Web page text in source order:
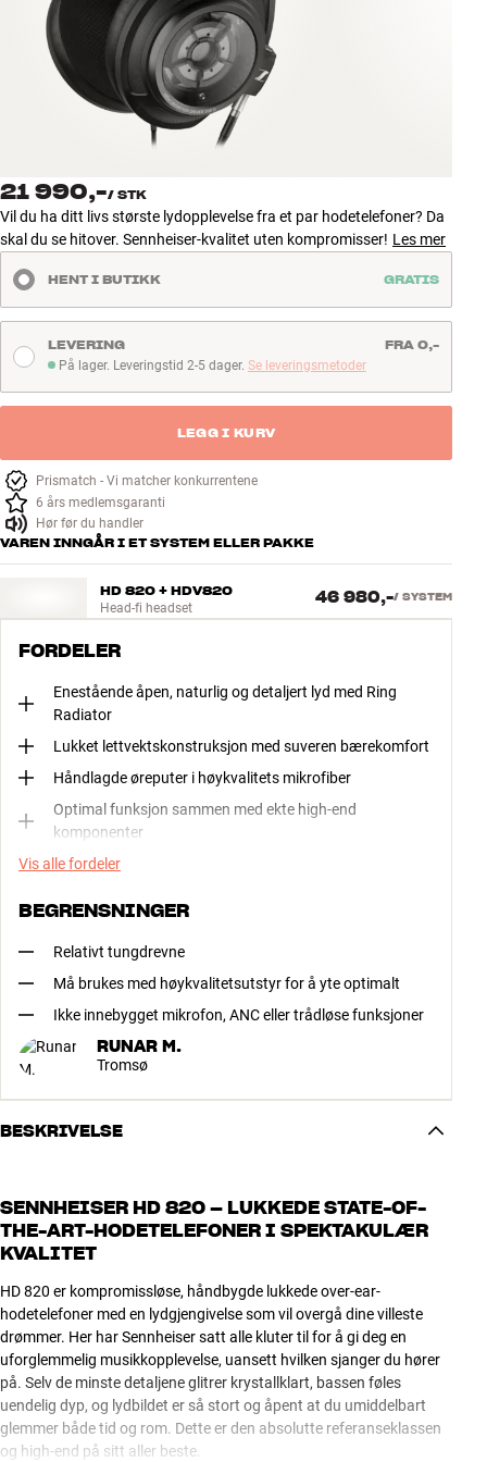
Tilbehør
INSPIRASJON
NYHETER
TILBUD
Finn Butikk
Kundeservice
Logg inn
Kundeservice
21 990,-/ STK
Vil du ha ditt livs største lydopplevelse fra et par hodetelefoner? Da
skal du se hitover. Sennheiser-kvalitet uten kompromisser! Les mer
HENT I BUTIKK GRATIS
På lager. Leveringstid 2-5 dager
På lager. Leveringstid 2-5 dager. Se leveringsmetoder
LEVERING FRA 0,-
LEGG I KURV
Prismatch - Vi matcher konkurrentene
6 års medlemsgaranti
Hør før du handler
VAREN INNGÅR I ET SYSTEM ELLER PAKKE
HD 820 + HDV820
Head-fi headset
46 980,-/ SYSTEM
FORDELER
Enestående åpen, naturlig og detaljert lyd med Ring
Radiator
Lukket lettvektskonstruksjon med suveren bærekomfort
Håndlagde øreputer i høykvalitets mikrofiber
Optimal funksjon sammen med ekte high-end
komponenter
Vis alle fordeler
BEGRENSNINGER
Relativt tungdrevne
Må brukes med høykvalitetsutstyr for å yte optimalt
Ikke innebygget mikrofon, ANC eller trådløse funksjoner
RUNAR M.
Tromsø
BESKRIVELSE
SENNHEISER HD 820 – LUKKEDE STATE-OF-
THE-ART-HODETELEFONER I SPEKTAKULÆR
KVALITET
HD 820 er kompromissløse, håndbygde lukkede over-ear-
hodetelefoner med en lydgjengivelse som vil overgå dine villeste
drømmer. Her har Sennheiser satt alle kluter til for å gi deg en
uforglemmelig musikkopplevelse, uansett hvilken sjanger du hører
på. Selv de minste detaljene glitrer krystallklart, bassen føles
uendelig dyp, og lydbildet er så stort og åpent at du umiddelbart
glemmer både tid og rom. Dette er den absolutte referanseklassen
og high-end på sitt aller beste.